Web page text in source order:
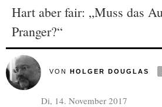
Hart aber fair: „Muss das
Pranger?“
VON HOLGER DOUGLAS
Di, 14. November 2017